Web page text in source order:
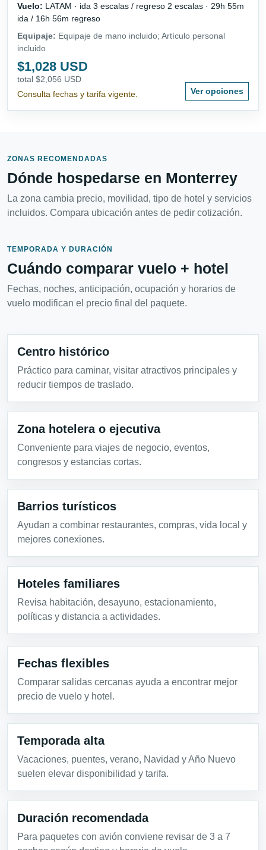
Vuelo: LATAM · ida 3 escalas / regreso 2 escalas · 29h 55m
ida / 16h 56m regreso
Equipaje: Equipaje de mano incluido; Artículo personal
incluido
$1,028 USD
total $2,056 USD
Consulta fechas y tarifa vigente.
Ver opciones
ZONAS RECOMENDADAS
Dónde hospedarse en Monterrey
La zona cambia precio, movilidad, tipo de hotel y servicios
incluidos. Compara ubicación antes de pedir cotización.
TEMPORADA Y DURACIÓN
Cuándo comparar vuelo + hotel
Fechas, noches, anticipación, ocupación y horarios de
vuelo modifican el precio final del paquete.
Centro histórico
Práctico para caminar, visitar atractivos principales y
reducir tiempos de traslado.
Zona hotelera o ejecutiva
Conveniente para viajes de negocio, eventos,
congresos y estancias cortas.
Barrios turísticos
Ayudan a combinar restaurantes, compras, vida local y
mejores conexiones.
Hoteles familiares
Revisa habitación, desayuno, estacionamiento,
políticas y distancia a actividades.
Fechas flexibles
Comparar salidas cercanas ayuda a encontrar mejor
precio de vuelo y hotel.
Temporada alta
Vacaciones, puentes, verano, Navidad y Año Nuevo
suelen elevar disponibilidad y tarifa.
Duración recomendada
Para paquetes con avión conviene revisar de 3 a 7